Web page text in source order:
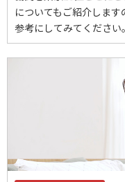
についてもご紹介しま
参考にしてみてください。